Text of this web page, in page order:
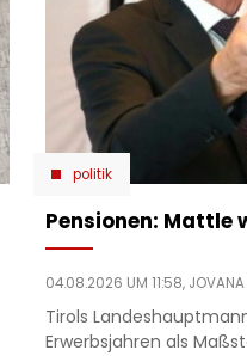
politik
Pensionen:
04.08.2026 UM 11:58,
Tirols
Erwerbsjahren als